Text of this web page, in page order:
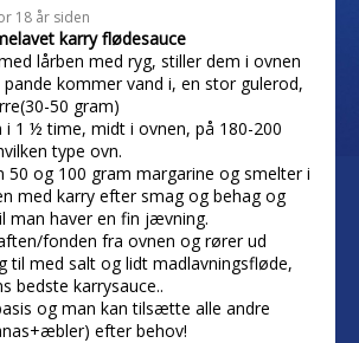
18 år siden
karry flødesauce
lårben med ryg, stiller dem i ovnen
kommer vand i, en stor gulerod,
50 gram)
i 1 ½ time, midt i ovnen, på 180-200
type ovn.
50 og 100 gram margarine og smelter i
med karry efter smag og behag og
man haver en fin jævning.
fonden fra ovnen og rører ud
til med salt og lidt madlavningsfløde,
bedste karrysauce..
og man kan tilsætte alle andre
efter behov!